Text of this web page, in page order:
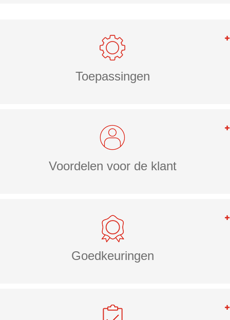
Toepassingen
Voordelen voor de klant
Goedkeuringen